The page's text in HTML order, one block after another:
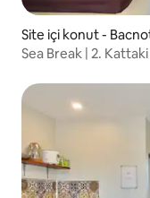
Site içi konut -
Sea Break | 2.